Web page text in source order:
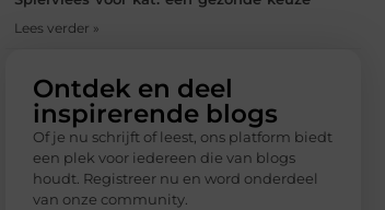
Lees verder »
Ontdek en deel
inspirerende blogs
Of je nu schrijft of leest, ons platform biedt
een plek voor iedereen die van blogs
houdt. Registreer nu en word onderdeel
van onze community.